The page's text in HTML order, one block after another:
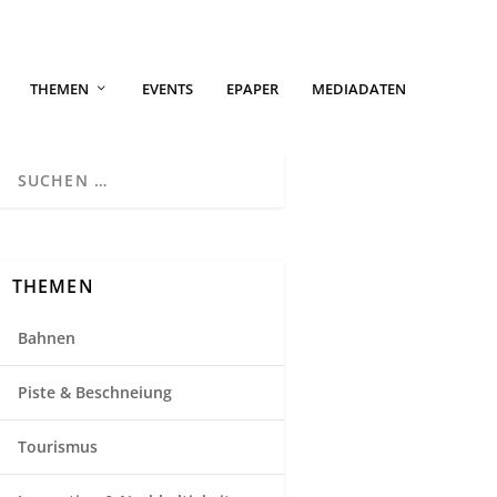
THEMEN EVENTS EPAPER MEDIADATEN
THEMEN
Bahnen
Piste & Beschneiung
Tourismus